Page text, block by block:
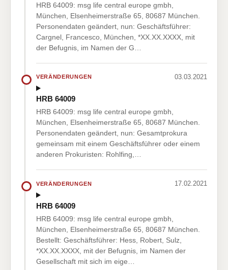
HRB 64009: msg life central europe gmbh,
München, Elsenheimerstraße 65, 80687 München.
Personendaten geändert, nun: Geschäftsführer:
Cargnel, Francesco, München, *XX.XX.XXXX, mit
der Befugnis, im Namen der G…
VERÄNDERUNGEN 03.03.2021
HRB 64009
HRB 64009: msg life central europe gmbh,
München, Elsenheimerstraße 65, 80687 München.
Personendaten geändert, nun: Gesamtprokura
gemeinsam mit einem Geschäftsführer oder einem
anderen Prokuristen: Rohlfing,…
VERÄNDERUNGEN 17.02.2021
HRB 64009
HRB 64009: msg life central europe gmbh,
München, Elsenheimerstraße 65, 80687 München.
Bestellt: Geschäftsführer: Hess, Robert, Sulz,
*XX.XX.XXXX, mit der Befugnis, im Namen der
Gesellschaft mit sich im eige…